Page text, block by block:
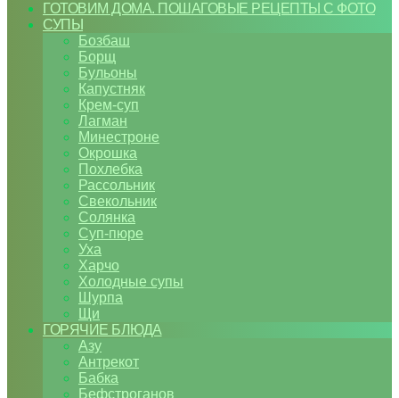
ГОТОВИМ ДОМА. ПОШАГОВЫЕ РЕЦЕПТЫ С ФОТО
СУПЫ
Бозбаш
Борщ
Бульоны
Капустняк
Крем-суп
Лагман
Минестроне
Окрошка
Похлебка
Рассольник
Свекольник
Солянка
Суп-пюре
Уха
Харчо
Холодные супы
Шурпа
Щи
ГОРЯЧИЕ БЛЮДА
Азу
Антрекот
Бабка
Бефстроганов